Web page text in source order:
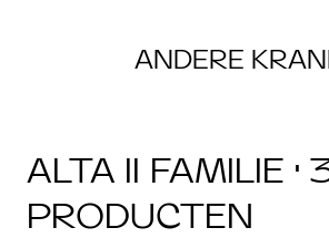
ANDERE
ALTA II FAMILIE ·
PRODUCTEN